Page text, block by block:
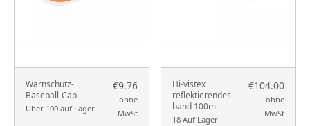
Warnschutz-
Baseball-Cap
Über 100 auf Lager
€9.76
ohne
MwSt
Hi-vistex
reflektierendes
band 100m
18 Auf Lager
€104.00
ohne
MwSt